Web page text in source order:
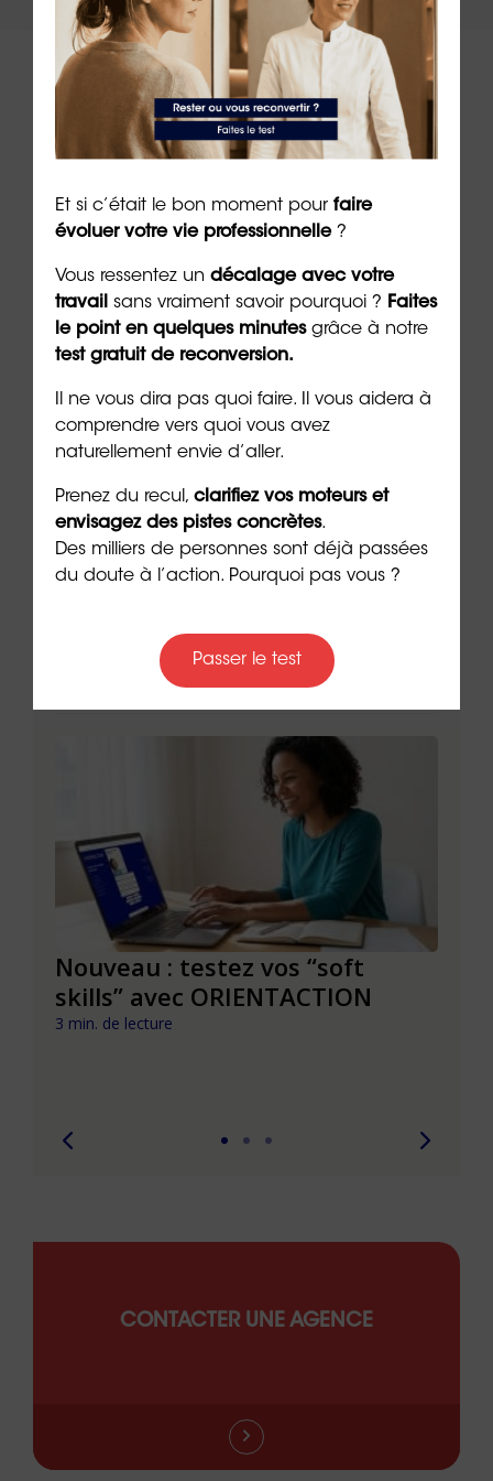
À lire sur le même thème
Réussir sa reconversion en
Provence-Alpes-Côte d’Azur
9 min. de lecture
Les + consultés
Nouveau : testez vos “soft
skills” avec ORIENTACTION
3 min. de lecture
CONTACTER UNE AGENCE
Et si c’était le bon moment pour faire
évoluer votre vie professionnelle?
Vous ressentez un décalage avec votre
travail sans vraiment savoir pourquoi ? Faites
le point en quelques minutesgrâce à notre
test gratuit de reconversion.
Il ne vous dira pas quoi faire. Il vous aidera à
comprendre vers quoi vous avez
naturellement envie d’aller.
Prenez du recul, clarifiez vos moteurs et
envisagez des pistes concrètes.
Des milliers de personnes sont déjà passées
du doute à l’action. Pourquoi pas vous ?
Passer le test